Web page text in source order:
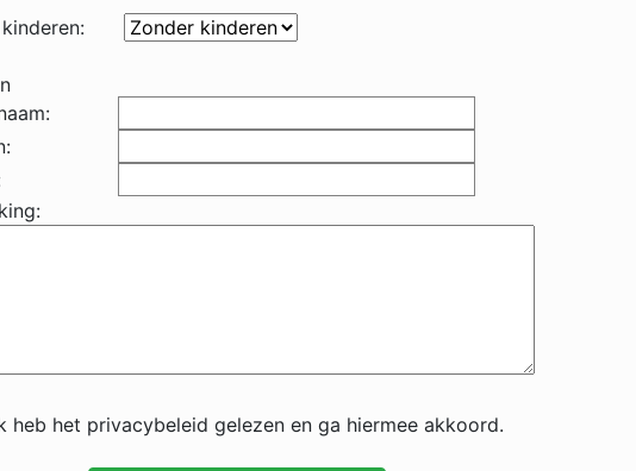
heb het privacybeleid gelezen en ga hiermee akkoord.